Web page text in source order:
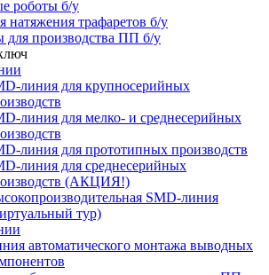
роботы б/у
натяжения трафаретов б/у
для производства ПП б/у
линия для крупносерийных
линия для мелко- и среднесерийных
линия для прототипных производств
линия для среднесерийных
(АКЦИЯ!)
SMD-линия
тур)
автоматического монтажа выводных